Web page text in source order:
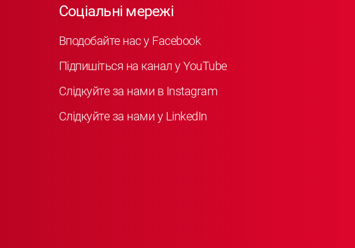
Соціальні мережі
Вподобайте нас у Facebook
Підпишіться на канал у YouTube
Слідкуйте за нами в Instagram
Слідкуйте за нами у LinkedIn